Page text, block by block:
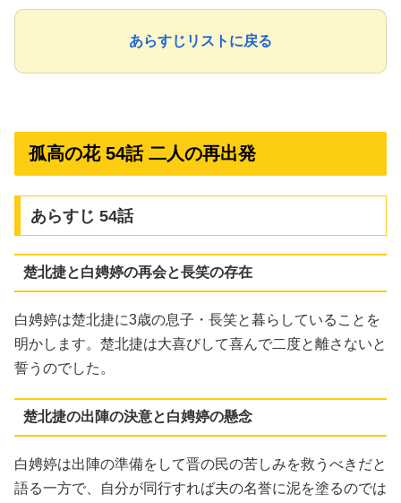
あらすじリストに戻る
孤高の花 54話 二人の再出発
あらすじ 54話
楚北捷と白娉婷の再会と長笑の存在
白娉婷は楚北捷に3歳の息子・長笑と暮らしていることを
明かします。楚北捷は大喜びして喜んで二度と離さないと
誓うのでした。
楚北捷の出陣の決意と白娉婷の懸念
白娉婷は出陣の準備をして晋の民の苦しみを救うべきだと
語る一方で、自分が同行すれば夫の名誉に泥を塗るのでは